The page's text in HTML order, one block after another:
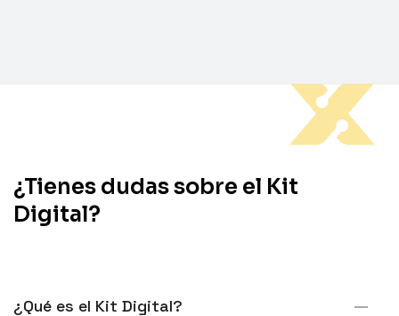
¿Tienes dudas sobre el Kit
Digital?
¿Qué es el Kit Digital?